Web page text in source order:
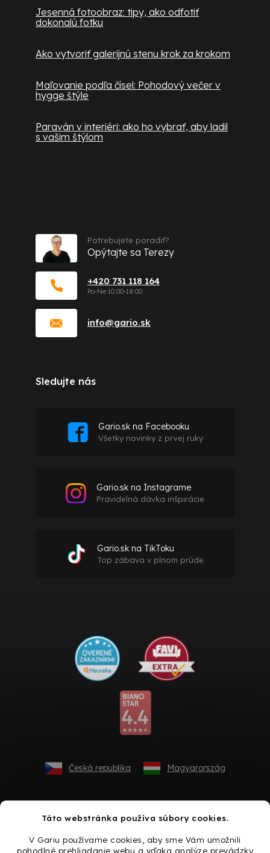
Táto webstránka používa súbory cookies.
V Gariu používame cookies, aby sme Vám umožnili
pohodlné prehliadanie webu a vďaka analýze prevádzky
Jesenná fotoobraz: tipy, ako odfotiť
dokonalú fotku
Ako vytvoriť galerijnú stenu krok za krokom
Maľovanie podľa čísel: Pohodový večer v
hygge štýle
Paraván v interiéri: ako ho vybrať, aby ladil
s vašim štýlom
info@gario.sk
+420 731 118 164
Potrebujete poradiť?
Opýtajte sa Terezy
Sledujte nás
Gario.sk na Facebooku
Všetky novinky z prvej ruky
Gario.sk na Instagrame
Pravidelná dávka inšpirácie
Gario.sk na TikToku
Top zábava v plnom prúde
Česká republika Magyarország